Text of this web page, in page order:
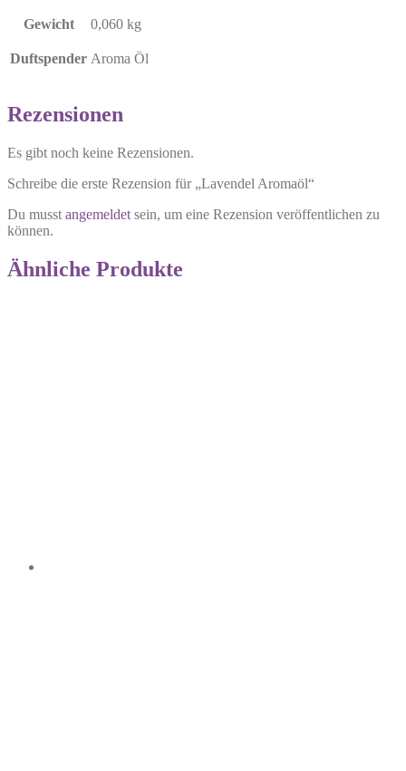
Gewicht 0,060 kg
Duftspender Aroma Öl
Rezensionen
Es gibt noch keine Rezensionen.
Schreibe die erste Rezension für „Lavendel Aromaöl“
Du musst angemeldet sein, um eine Rezension veröffentlichen zu
können.
Ähnliche Produkte